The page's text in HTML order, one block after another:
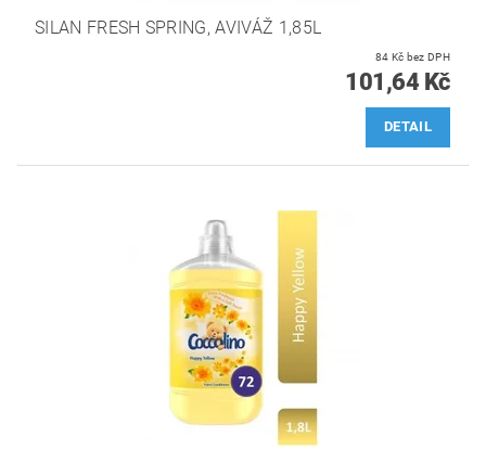
SILAN FRESH SPRING, AVIVÁŽ 1,85L
84 Kč bez DPH
101,64 Kč
DETAIL